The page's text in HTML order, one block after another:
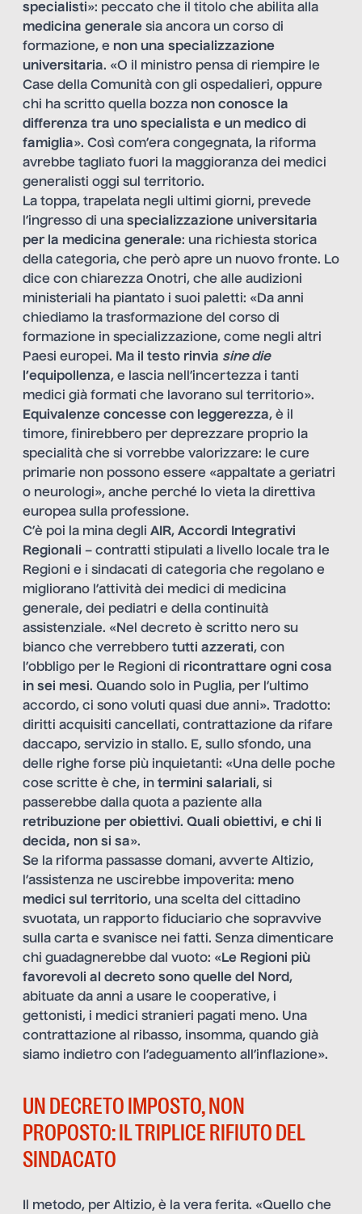
specialisti»: peccato che il titolo che abilita alla
medicina generale sia ancora un corso di
formazione, e non una specializzazione
universitaria. «O il ministro pensa di riempire le
Case della Comunità con gli ospedalieri, oppure
chi ha scritto quella bozza non conosce la
differenza tra uno specialista e un medico di
famiglia». Così com’era congegnata, la riforma
avrebbe tagliato fuori la maggioranza dei medici
generalisti oggi sul territorio.
La toppa, trapelata negli ultimi giorni, prevede
l’ingresso di una specializzazione universitaria
per la medicina generale: una richiesta storica
della categoria, che però apre un nuovo fronte. Lo
dice con chiarezza Onotri, che alle audizioni
ministeriali ha piantato i suoi paletti: «Da anni
chiediamo la trasformazione del corso di
formazione in specializzazione, come negli altri
Paesi europei. Ma il testo rinvia sine die
l’equipollenza, e lascia nell’incertezza i tanti
medici già formati che lavorano sul territorio».
Equivalenze concesse con leggerezza, è il
timore, finirebbero per deprezzare proprio la
specialità che si vorrebbe valorizzare: le cure
primarie non possono essere «appaltate a geriatri
o neurologi», anche perché lo vieta la direttiva
europea sulla professione.
C’è poi la mina degli AIR, Accordi Integrativi
Regionali – contratti stipulati a livello locale tra le
Regioni e i sindacati di categoria che regolano e
migliorano l’attività dei medici di medicina
generale, dei pediatri e della continuità
assistenziale. «Nel decreto è scritto nero su
bianco che verrebbero tutti azzerati, con
l’obbligo per le Regioni di ricontrattare ogni cosa
in sei mesi. Quando solo in Puglia, per l’ultimo
accordo, ci sono voluti quasi due anni». Tradotto:
diritti acquisiti cancellati, contrattazione da rifare
daccapo, servizio in stallo. E, sullo sfondo, una
delle righe forse più inquietanti: «Una delle poche
cose scritte è che, in termini salariali, si
passerebbe dalla quota a paziente alla
retribuzione per obiettivi. Quali obiettivi, e chi li
decida, non si sa».
Se la riforma passasse domani, avverte Altizio,
l’assistenza ne uscirebbe impoverita: meno
medici sul territorio, una scelta del cittadino
svuotata, un rapporto fiduciario che sopravvive
sulla carta e svanisce nei fatti. Senza dimenticare
chi guadagnerebbe dal vuoto: «Le Regioni più
favorevoli al decreto sono quelle del Nord,
abituate da anni a usare le cooperative, i
gettonisti, i medici stranieri pagati meno. Una
contrattazione al ribasso, insomma, quando già
siamo indietro con l’adeguamento all’inflazione».
UN DECRETO IMPOSTO, NON
PROPOSTO: IL TRIPLICE RIFIUTO DEL
SINDACATO
Il metodo, per Altizio, è la vera ferita. «Quello che